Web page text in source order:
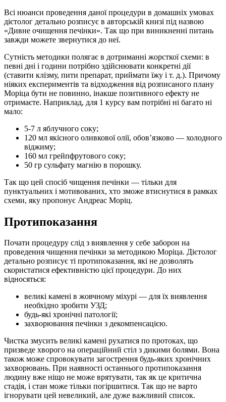
Всі нюанси проведення даної процедури в домашніх умовах
дієтолог детально розписує в авторській книзі під назвою
«Дивне очищення печінки». Так що при виникненні питань
завжди можете звернутися до неї.
Сутність методики полягає в дотриманні жорсткої схеми: в
певні дні і години потрібно здійснювати конкретні дії
(ставити клізму, пити препарат, приймати їжу і т. д.). Причому
ніяких експериментів та відходження від розписаного плану
Моріца бути не повинно, інакше позитивного ефекту не
отримаєте. Наприклад, для 1 курсу вам потрібні ні багато ні
мало:
5-7 л яблучного соку;
120 мл якісного оливкової олії, обов’язково — холодного
віджиму;
160 мл грейпфрутового соку;
50 гр сульфату магнію в порошку.
Так що цей спосіб чищення печінки — тільки для
пунктуальних і мотивованих, хто зможе втиснутися в рамках
схеми, яку пропонує Андреас Моріц.
Протипоказання
Почати процедуру слід з виявлення у себе заборон на
проведення чищення печінки за методикою Моріца. Дієтолог
детально розписує ті протипоказання, які не дозволять
скористатися ефективністю цієї процедури. До них
відносяться:
великі камені в жовчному міхурі — для їх виявлення
необхідно зробити УЗД;
будь-які хронічні патології;
захворювання печінки з декомпенсацією.
Чистка змусить великі камені рухатися по протоках, що
призведе хворого на операційний стіл з дикими болями. Вона
також може спровокувати загострення будь-яких хронічних
захворювань. При наявності останнього протипоказання
людину вже ніщо не може врятувати, так як це критична
стадія, і стан може тільки погіршитися. Так що не варто
ігнорувати цей невеликий, але дуже важливий список.